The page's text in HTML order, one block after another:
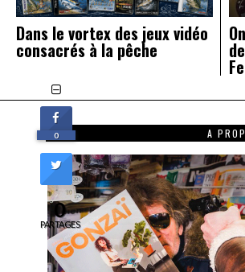
Dans le vortex des jeux vidéo
consacrés à la pêche
A
0
0
PARTAGES